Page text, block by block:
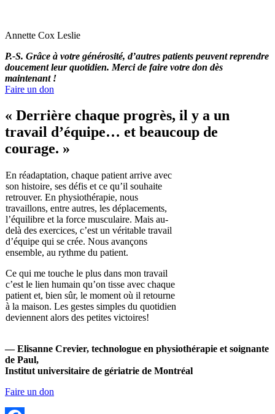
Annette Cox Leslie
P.-S. Grâce à votre générosité, d’autres patients peuvent reprendre
doucement leur quotidien. Merci de faire votre don dès
maintenant !
Faire un don
« Derrière chaque progrès, il y a un
travail d’équipe… et beaucoup de
courage. »
En réadaptation, chaque patient arrive avec
son histoire, ses défis et ce qu’il souhaite
retrouver. En physiothérapie, nous
travaillons, entre autres, les déplacements,
l’équilibre et la force musculaire. Mais au-
delà des exercices, c’est un véritable travail
d’équipe qui se crée. Nous avançons
ensemble, au rythme du patient.
Ce qui me touche le plus dans mon travail
c’est le lien humain qu’on tisse avec chaque
patient et, bien sûr, le moment où il retourne
à la maison. Les gestes simples du quotidien
deviennent alors des petites victoires!
— Elisanne Crevier, technologue en physiothérapie et soignante
de Paul,
Institut universitaire de gériatrie de Montréal
Faire un don